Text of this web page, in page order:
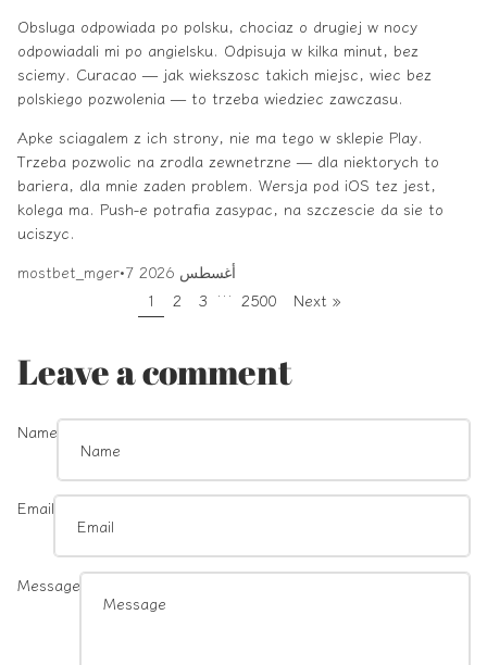
Obsluga odpowiada po polsku, chociaz o drugiej w nocy
odpowiadali mi po angielsku. Odpisuja w kilka minut, bez
sciemy. Curacao — jak wiekszosc takich miejsc, wiec bez
polskiego pozwolenia — to trzeba wiedziec zawczasu.
Apke sciagalem z ich strony, nie ma tego w sklepie Play.
Trzeba pozwolic na zrodla zewnetrzne — dla niektorych to
bariera, dla mnie zaden problem. Wersja pod iOS tez jest,
kolega ma. Push-e potrafia zasypac, na szczescie da sie to
uciszyc.
mostbet_mger•
7 أغسطس 2026
1
2 3 … 2500 Next »
Leave a comment
Name
Email
Message